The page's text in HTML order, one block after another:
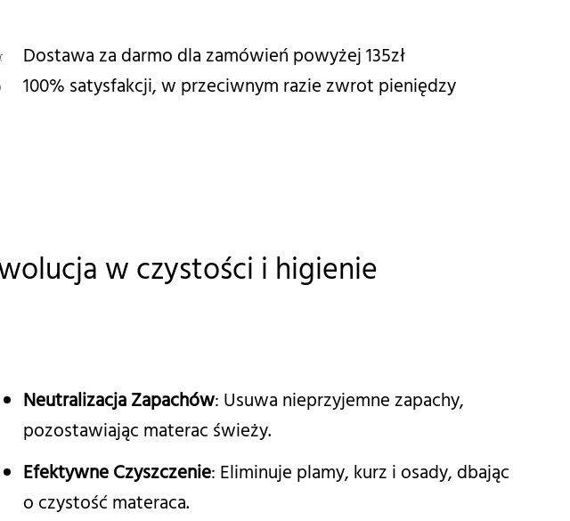
Dostawa za darmo dla zamówień powyżej 135zł
100% satysfakcji, w przeciwnym razie zwrot pieniędzy
w czystości i higienie
Neutralizacja Zapachów: Usuwa nieprzyjemne zapachy,
pozostawiając materac świeży.
Efektywne Czyszczenie: Eliminuje plamy, kurz i osady, dbając
o czystość materaca.